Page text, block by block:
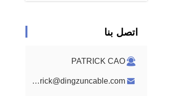
اتصل بنا
PATRICK CAO
patrick@dingzuncable.com